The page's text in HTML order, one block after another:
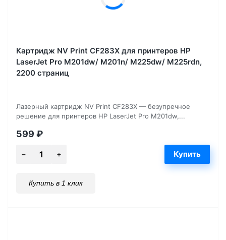
Картридж NV Print CF283X для принтеров HP
LaserJet Pro M201dw/ M201n/ M225dw/ M225rdn,
2200 страниц
Лазерный картридж NV Print CF283X — безупречное
решение для принтеров HP LaserJet Pro M201dw,...
599 ₽
Купить в 1 клик